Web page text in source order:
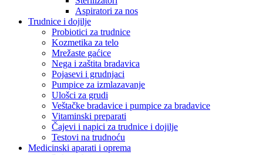
Aspiratori za nos
Trudnice i dojilje
Probiotici za trudnice
Kozmetika za telo
Mrežaste gaćice
Nega i zaštita bradavica
Pojasevi i grudnjaci
Pumpice za izmlazavanje
Ulošci za grudi
Veštačke bradavice i pumpice za bradavice
Vitaminski preparati
Čajevi i napici za trudnice i dojilje
Testovi na trudnoću
Medicinski aparati i oprema